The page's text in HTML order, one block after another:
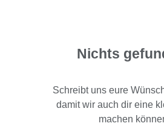
Nichts
Schreibt uns eure
damit wir auch dir eine
machen